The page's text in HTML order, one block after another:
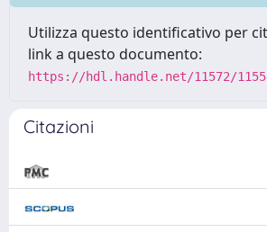
Utilizza questo identificativo per
link a questo documento:
https://hdl.handle.net/11572/
Citazioni